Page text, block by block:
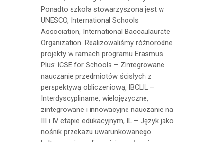
Ponadto szkoła stowarzyszona jest w
UNESCO, International Schools
Association, International Baccaulaurate
Organization. Realizowaliśmy różnorodne
projekty w ramach programu Erasmus
Plus: iCSE for Schools – Zintegrowane
nauczanie przedmiotów ścisłych z
perspektywą obliczeniową, IBCLIL –
Interdyscyplinarne, wielojęzyczne,
zintegrowane i innowacyjne nauczanie na
III i IV etapie edukacyjnym, IL – Język jako
nośnik przekazu uwarunkowanego